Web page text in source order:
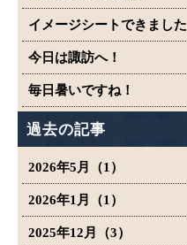
イメージシートできました
今日は諏訪へ！
毎日暑いですね！
過去の記事
2026年5月（1）
2026年1月（1）
2025年12月（3）